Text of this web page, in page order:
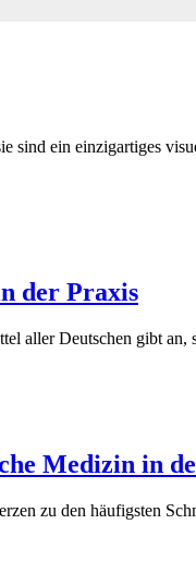
ein einzigartiges
der Praxis
aller Deutschen gibt
Medizin in
zu den häufigsten